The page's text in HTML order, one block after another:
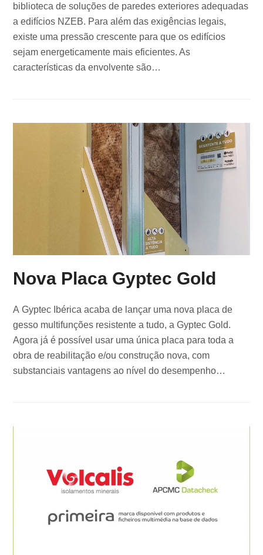
biblioteca de soluções de paredes exteriores adequadas
a edifícios NZEB. Para além das exigências legais,
existe uma pressão crescente para que os edifícios
sejam energeticamente mais eficientes. As
características da envolvente são…
Nova Placa Gyptec Gold
A Gyptec Ibérica acaba de lançar uma nova placa de
gesso multifunções resistente a tudo, a Gyptec Gold.
Agora já é possível usar uma única placa para toda a
obra de reabilitação e/ou construção nova, com
substanciais vantagens ao nível do desempenho…